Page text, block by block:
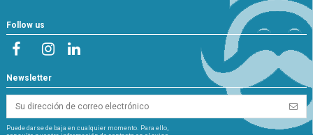
Follow us
Newsletter
Puede darse de baja en cualquier momento. Para ello,